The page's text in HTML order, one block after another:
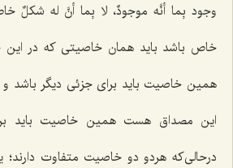
وجود بِما أنَّه موجودٌ، لا بِما أنَّ له شکلٌ
خاص باشد باید همان خاصیتی که در
همین خاصیت باید برای جزئی دیگر باشد
این مصداق هست همین خاصیت باید
درحالی‌که هردو دو خاصیت متفاوت